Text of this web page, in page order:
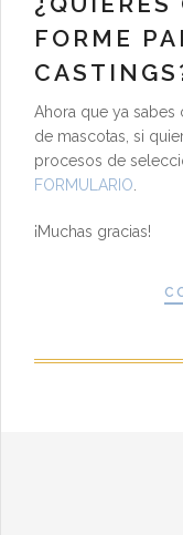
FORME
Ahora que ya
de mascotas, si
procesos de
FORMULARIO.
¡Muchas gracias!